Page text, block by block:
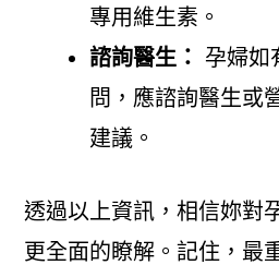
專用維生素。
諮詢醫生：
孕婦如
問，應諮詢醫生或
建議。
透過以上資訊，相信妳對
更全面的瞭解。記住，最